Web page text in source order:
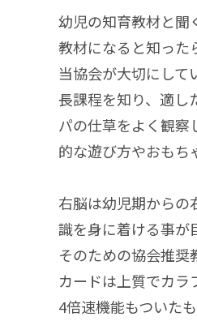
幼児の知育教材と聞
教材になると知った
当協会が大切にし
長課程を知り、適し
パの仕草をよく観察
的な遊び方やおもち
右脳は幼児期からの
識を身に着ける事が
そのための協会推奨
カードは上質でカラ
4倍速機能もついた